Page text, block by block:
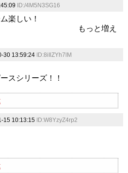
ID:/4M5N3SG16
出ゲーム楽しい！
増え
30 13:59:24 ID:8iIlZYh7lM
スシリーズ！！
15 10:13:15 ID:W8YzyZ4rp2